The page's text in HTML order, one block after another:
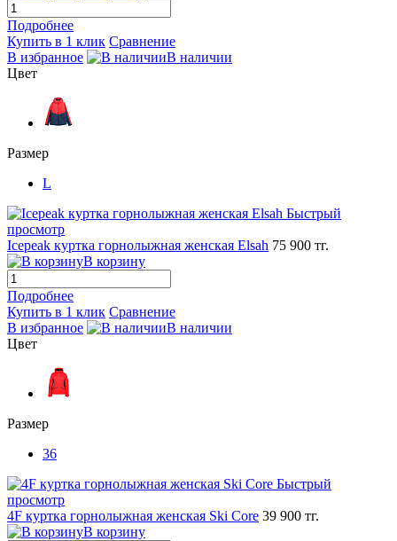
Подробнее
Купить в 1 клик Сравнение
В избранное
В наличии
Цвет
Размер
L
Быстрый
просмотр
Icepeak куртка горнолыжная женская Elsah 75 900 тг.
В корзину
Подробнее
Купить в 1 клик Сравнение
В избранное
В наличии
Цвет
Размер
36
Быстрый
просмотр
4F куртка горнолыжная женская Ski Core 39 900 тг.
В корзину